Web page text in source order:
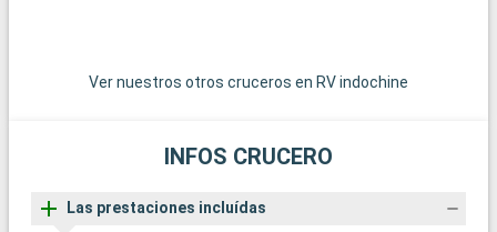
Ver nuestros otros cruceros en RV indochine
INFOS CRUCERO
Las prestaciones incluídas